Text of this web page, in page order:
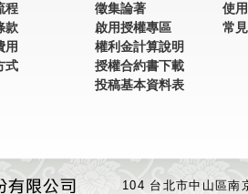
程
款
用
式
徵集論著
啟用授權專區
權利金計算說明
授權合約書下載
投稿基本資料表
使
常
104 台北市中山區